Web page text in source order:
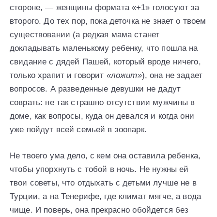
стороне, — женщины формата «+1» голосуют за
второго. До тех пор, пока деточка не знает о твоем
существовании (а редкая мама станет
докладывать маленькому ребенку, что пошла на
свидание с дядей Пашей, который вроде ничего,
только храпит и говорит «ложит»), она не задает
вопросов. А разведенные девушки не дадут
соврать: не так страшно отсутствии мужчины в
доме, как вопросы, куда он девался и когда они
уже пойдут всей семьей в зоопарк.
Не твоего ума дело, с кем она оставила ребенка,
чтобы упорхнуть с тобой в ночь. Не нужны ей
твои советы, что отдыхать с детьми лучше не в
Турции, а на Тенерифе, где климат мягче, а вода
чище. И поверь, она прекрасно обойдется без